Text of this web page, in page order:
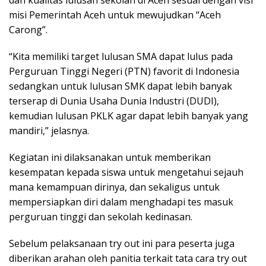
misi Pemerintah Aceh untuk mewujudkan “Aceh
Carong”.
“Kita memiliki target lulusan SMA dapat lulus pada
Perguruan Tinggi Negeri (PTN) favorit di Indonesia
sedangkan untuk lulusan SMK dapat lebih banyak
terserap di Dunia Usaha Dunia Industri (DUDI),
kemudian lulusan PKLK agar dapat lebih banyak yang
mandiri,” jelasnya.
Kegiatan ini dilaksanakan untuk memberikan
kesempatan kepada siswa untuk mengetahui sejauh
mana kemampuan dirinya, dan sekaligus untuk
mempersiapkan diri dalam menghadapi tes masuk
perguruan tinggi dan sekolah kedinasan.
Sebelum pelaksanaan try out ini para peserta juga
diberikan arahan oleh panitia terkait tata cara try out